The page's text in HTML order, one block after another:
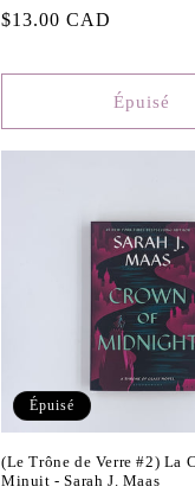
Prix
$13.00 CAD
Épuisé
Épuisé
(Le Trône de Verre #2) La
Minuit - Sarah J. Maas